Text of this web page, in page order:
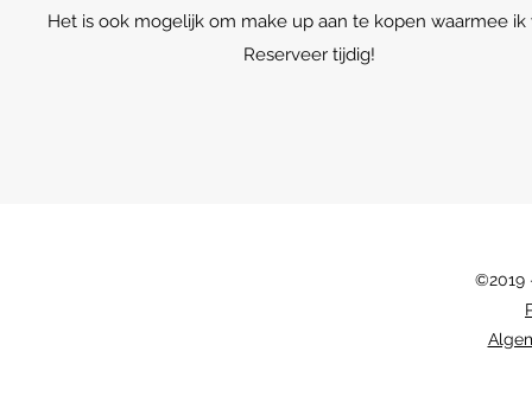
Het is ook mogelijk om make up aan te kopen waarmee ik
Reserveer tijdig!
©2019